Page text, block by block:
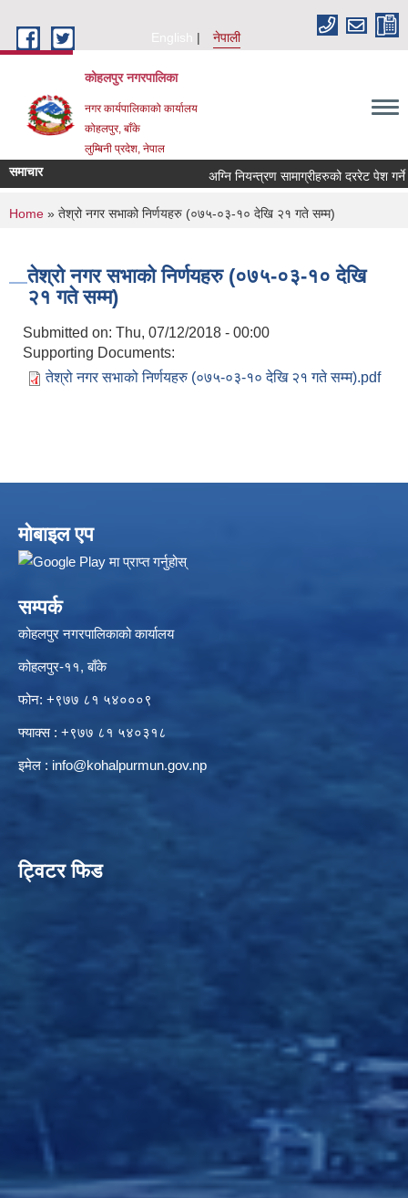
English
नेपाली
कोहलपुर नगरपालिका
नगर कार्यपालिकाको कार्यालय
कोहलपुर, बाँके
लुम्बिनी प्रदेश, नेपाल
समाचार
You are here
Home » तेश्रो नगर सभाको निर्णयहरु (०७५-०३-१० देखि २१ गते सम्म)
तेश्रो नगर सभाको निर्णयहरु (०७५-०३-१० देखि
२१ गते सम्म)
Submitted on: Thu, 07/12/2018 - 00:00
Supporting Documents:
तेश्रो नगर सभाको निर्णयहरु (०७५-०३-१० देखि २१ गते सम्म).pdf
मोबाइल एप
सम्पर्क
कोहलपुर नगरपालिकाको कार्यालय
कोहलपुर-११, बाँके
फोन: +९७७ ८१ ५४०००९
फ्याक्स : +९७७ ८१ ५४०३१८
इमेल : info@kohalpurmun.gov.np
ट्विटर फिड